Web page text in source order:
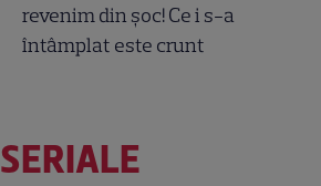
revenim din șoc! Ce i s-a
întâmplat este crunt
SERIALE